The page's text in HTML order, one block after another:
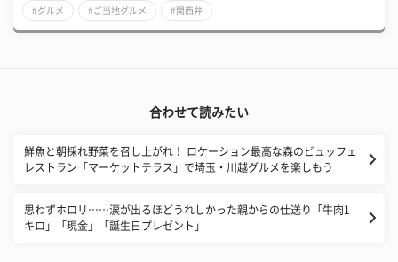
#グルメ #ご当地グルメ #関西弁
合わせて読みたい
鮮魚と朝採れ野菜を召し上がれ！ ロケーション最高な森のビュッフェ
レストラン「マーケットテラス」で埼玉・川越グルメを楽しもう
思わずホロリ……涙が出るほどうれしかった親からの仕送り「牛肉1
キロ」「現金」「誕生日プレゼント」